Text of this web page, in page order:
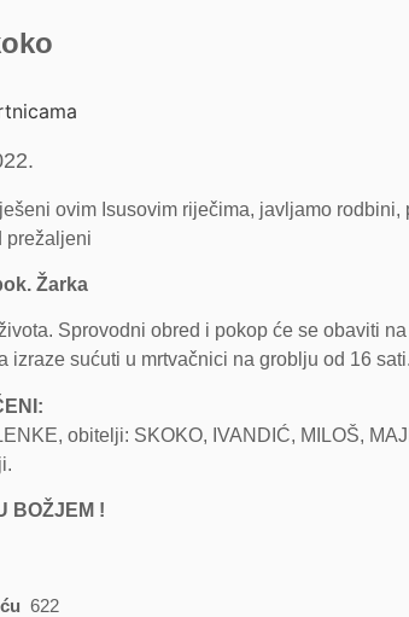
ovim Isusovim riječima, javljamo
prežaljeni
Žarka
Sprovodni obred i pokop će se obaviti
sućuti u mrtvačnici na groblju od 16 sati.
obitelji: SKOKO, IVANDIĆ, MILOŠ,
BOŽJEM !
622